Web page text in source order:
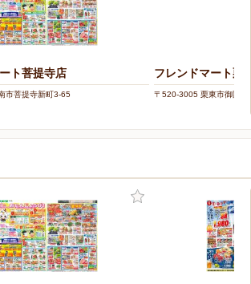
ト菩提寺店
市菩提寺新町3-65
フレンドマート栗
〒520-3005 栗東市御園810